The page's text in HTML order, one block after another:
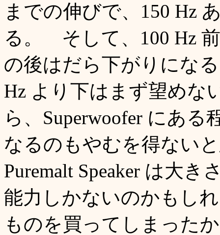
までの伸びで、150 Hz
る。 そして、100 Hz
の後はだら下がりにな
Hz より下はまず望め
ら、Superwoofer にあ
なるのもやむを得ない
Puremalt Speaker は大
能力しかないのかもし
ものを買ってしまった